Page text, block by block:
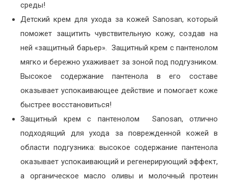
среды!
Детский крем для ухода за кожей Sanosan, который
поможет защитить чувствительную кожу, создав на
ней «защитный барьер». Защитный крем с пантенолом
мягко и бережно ухаживает за зоной под подгузником.
Высокое содержание пантенола в его составе
оказывает успокаивающее действие и помогает коже
быстрее восстановиться!
Защитный крем с пантенолом Sanosan, отлично
подходящий для ухода за поврежденной кожей в
области подгузника: высокое содержание пантенола
оказывает успокаивающий и регенерирующий эффект,
а органическое масло оливы и молочный протеин